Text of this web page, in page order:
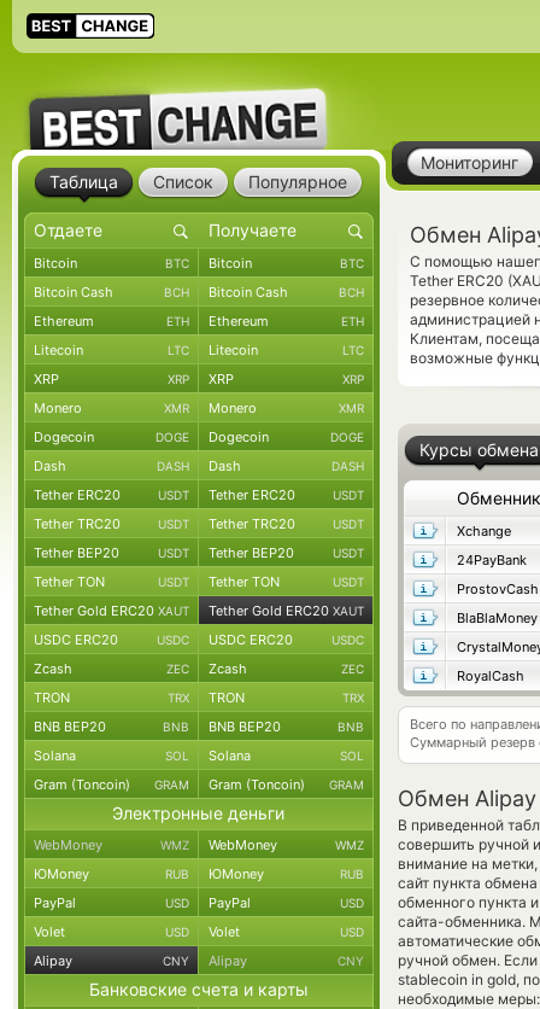
Мониторинг
Обмен
С помощью
Tether ERC20
резервное
администрацией
Клиентам,
возможные
Курсы обмена
Обменник
Xchange
24PayBank
ProstovCash
BlaBlaMoney
RoyalCash
Всего по
Суммарный резерв
Обмен Alipay
В приведенной
совершить ручной
внимание на
сайт пункта
обменного пункта
сайта-обменника.
автоматические
ручной обмен.
stablecoin in gold,
необходимые
Таблица Список Популярное
Bitcoin BTC Bitcoin BTC
Bitcoin Cash BCH Bitcoin Cash BCH
Ethereum ETH Ethereum ETH
Litecoin LTC Litecoin LTC
XRP XRP XRP XRP
Monero XMR Monero XMR
Dogecoin DOGE Dogecoin DOGE
Dash DASH Dash DASH
Tether ERC20 USDT Tether ERC20 USDT
Tether TRC20 USDT Tether TRC20 USDT
Tether BEP20 USDT Tether BEP20 USDT
Tether TON USDT Tether TON USDT
Tether Gold ERC20 XAUT Tether Gold ERC20 XAUT
USDC ERC20 USDC USDC ERC20 USDC
Zcash ZEC Zcash ZEC
TRON TRX TRON TRX
BNB BEP20 BNB BNB BEP20 BNB
Solana SOL Solana SOL
Gram (Toncoin) GRAM Gram (Toncoin) GRAM
Электронные деньги
WebMoney WMZ WebMoney WMZ
ЮMoney RUB ЮMoney RUB
PayPal USD PayPal USD
Volet USD Volet USD
Alipay CNY Alipay CNY
Банковские счета и карты